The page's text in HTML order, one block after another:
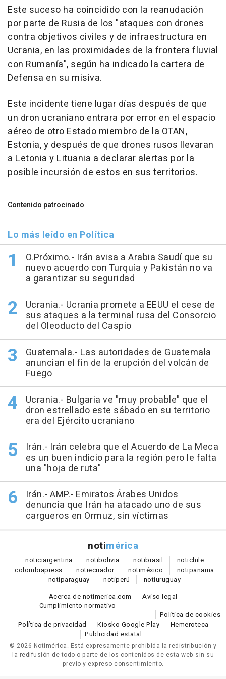
Este suceso ha coincidido con la reanudación
por parte de Rusia de los "ataques con drones
contra objetivos civiles y de infraestructura en
Ucrania, en las proximidades de la frontera fluvial
con Rumanía", según ha indicado la cartera de
Defensa en su misiva.
Este incidente tiene lugar días después de que
un dron ucraniano entrara por error en el espacio
aéreo de otro Estado miembro de la OTAN,
Estonia, y después de que drones rusos llevaran
a Letonia y Lituania a declarar alertas por la
posible incursión de estos en sus territorios.
Contenido patrocinado
Lo más leído en Política
O.Próximo.- Irán avisa a Arabia Saudí que su
nuevo acuerdo con Turquía y Pakistán no va
a garantizar su seguridad
Ucrania.- Ucrania promete a EEUU el cese de
sus ataques a la terminal rusa del Consorcio
del Oleoducto del Caspio
Guatemala.- Las autoridades de Guatemala
anuncian el fin de la erupción del volcán de
Fuego
Ucrania.- Bulgaria ve "muy probable" que el
dron estrellado este sábado en su territorio
era del Ejército ucraniano
Irán.- Irán celebra que el Acuerdo de La Meca
es un buen indicio para la región pero le falta
una "hoja de ruta"
Irán.- AMP.- Emiratos Árabes Unidos
denuncia que Irán ha atacado uno de sus
cargueros en Ormuz, sin víctimas
notimérica
noticiargentina notibolivia notibrasil notichile
colombiapress notiecuador notiméxico notipanama
notiparaguay notiperú notiuruguay
Acerca de notimerica.com
Aviso legal
Cumplimiento normativo
Política de cookies
Política de privacidad
Kiosko Google Play
Hemeroteca
Publicidad estatal
© 2026 Notimérica. Está expresamente prohibida la redistribución y
la redifusión de todo o parte de los contenidos de esta web sin su
previo y expreso consentimiento.